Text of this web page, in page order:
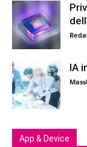
IA
App & Device